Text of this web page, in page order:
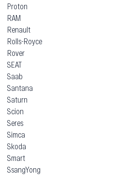
Proton
RAM
Renault
Rolls-Royce
Rover
SEAT
Saab
Santana
Saturn
Scion
Seres
Simca
Skoda
Smart
SsangYong